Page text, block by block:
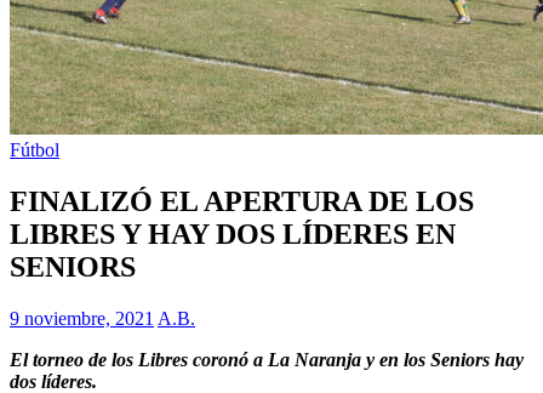
Fútbol
FINALIZÓ EL APERTURA DE LOS
LIBRES Y HAY DOS LÍDERES EN
SENIORS
9 noviembre, 2021 A.B.
El torneo de los Libres coronó a La Naranja y en los Seniors hay
dos líderes.